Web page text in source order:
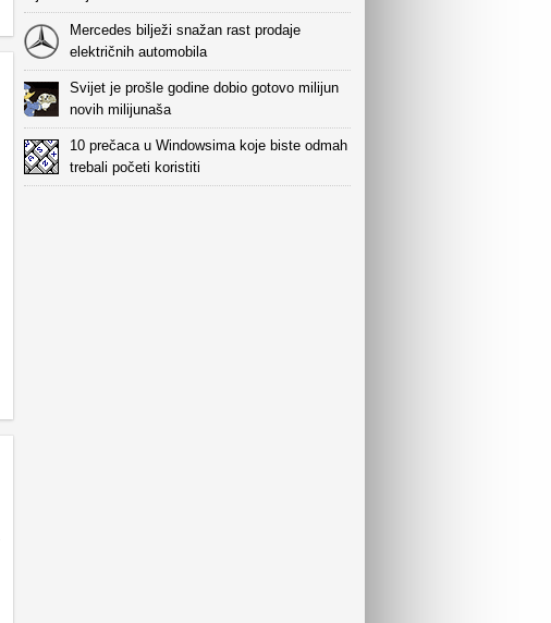
Mercedes bilježi snažan rast prodaje
električnih automobila
Svijet je prošle godine dobio gotovo milijun
novih milijunaša
10 prečaca u Windowsima koje biste odmah
trebali početi koristiti